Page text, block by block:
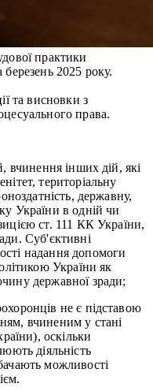
практики
2025 року.
та висновки з
права.
вчинення інших дій, які
територіальну
державну,
України в одній чи
ст. 111 КК України,
Суб'єктивні
надання допомоги
України як
державної зради;
не є підставою
вчиненим у стані
оскільки
діяльність
можливості